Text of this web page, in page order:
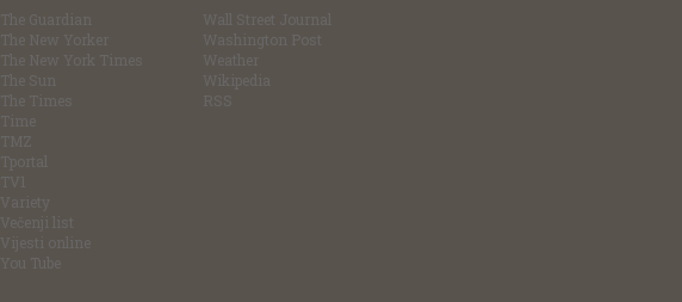
The Guardian
The New Yorker
The New York Times
The Sun
The Times
Time
TMZ
Tportal
TV1
Variety
Večenji list
Vijesti online
You Tube
Wall Street Journal
Washington Post
Weather
Wikipedia
RSS